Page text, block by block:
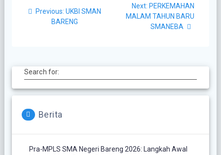
navigation
Previous: Previous
post:
UKBI SMAN
BARENG
Next: Next
post:
PERKEMAHAN
MALAM TAHUN BARU
SMANEBA
Search for:
Berita
Pra-MPLS SMA Negeri Bareng 2026: Langkah Awal